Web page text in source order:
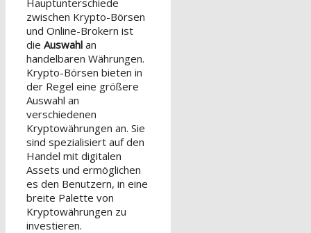
zwischen Krypto-Börsen
und Online-Brokern ist
die Auswahl an
handelbaren Währungen.
Krypto-Börsen bieten in
der Regel eine größere
Auswahl an
verschiedenen
Kryptowährungen an. Sie
sind spezialisiert auf den
Handel mit digitalen
Assets und ermöglichen
es den Benutzern, in eine
breite Palette von
Kryptowährungen zu
investieren.